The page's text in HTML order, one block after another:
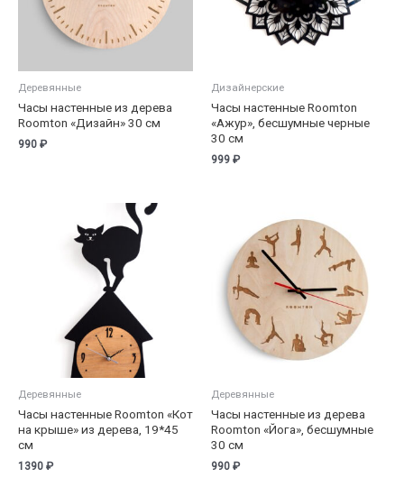
Деревянные
Часы настенные из дерева
Roomton «Дизайн» 30 см
990 ₽
Дизайнерские
Часы настенные Roomton
«Ажур», бесшумные черные
30 см
999 ₽
Деревянные
Часы настенные Roomton «Кот
на крыше» из дерева, 19*45
см
1390 ₽
Деревянные
Часы настенные из дерева
Roomton «Йога», бесшумные
30 см
990 ₽